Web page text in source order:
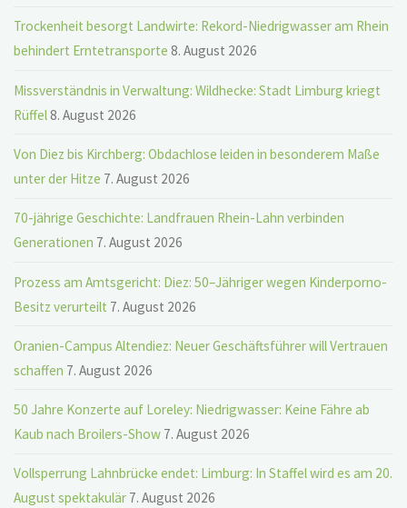
Trockenheit besorgt Landwirte: Rekord-Niedrigwasser am Rhein
behindert Erntetransporte 8. August 2026
Missverständnis in Verwaltung: Wildhecke: Stadt Limburg kriegt
Rüffel8. August 2026
Von Diez bis Kirchberg: Obdachlose leiden in besonderem Maße
unter der Hitze 7. August 2026
70-jährige Geschichte: Landfrauen Rhein-Lahn verbinden
Generationen 7. August 2026
Prozess am Amtsgericht: Diez: 50–Jähriger wegen Kinderporno-
Besitz verurteilt 7. August 2026
Oranien-Campus Altendiez: Neuer Geschäftsführer will Vertrauen
schaffen 7. August 2026
50 Jahre Konzerte auf Loreley: Niedrigwasser: Keine Fähre ab
Kaub nach Broilers-Show 7. August 2026
Vollsperrung Lahnbrücke endet: Limburg: In Staffel wird es am 20.
August spektakulär 7. August 2026